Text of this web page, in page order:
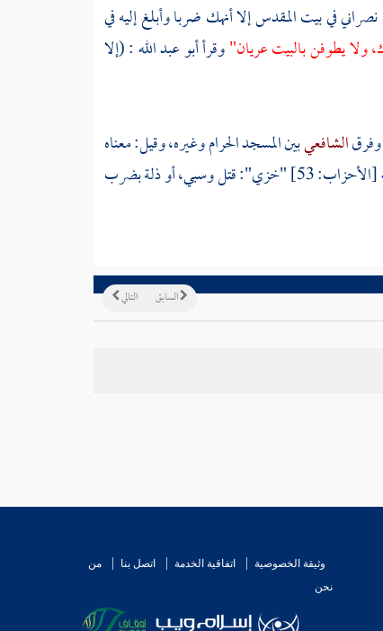
فيبيت المقدسإلا أنهك ضربا وأبلغ إليه في
ولا يطوفنبالبيتعريان"وقرأأبو عبد الله: (إلا
الشافعيبينالمسجد الحراموغيره، وقيل: معناه
[الأحزاب: 53] "خزي": قتل وسبي، أو ذلة بضرب
التالي السابق
وثيقة الخصوصية اتفاقية الخدمة اتصل بنا
من
نحن